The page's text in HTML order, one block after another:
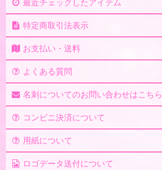
最近チェックしたアイテム
特定商取引法表示
お支払い・送料
よくある質問
名刺についてのお問い合わせはこちら
コンビニ決済について
用紙について
ロゴデータ送付について